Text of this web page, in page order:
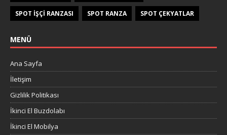
SPOT IŞÇI RANZASI SPOT RANZA SPOT ÇEKYATLAR
MENÜ
Ana Sayfa
İletişim
Gizlilik Politikası
İkinci El Buzdolabı
İkinci El Mobilya